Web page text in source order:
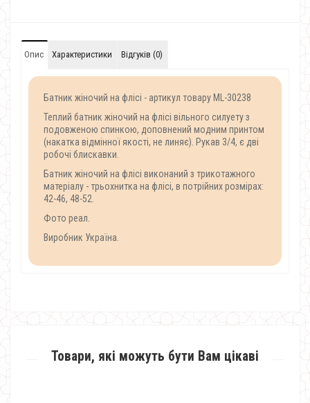
Опис Характеристики Відгуків (0)
Батник жіночий на флісі - артикул товару ML-30238
Теплий батник жіночий на флісі вільного силуету з
подовженою спинкою, доповнений модним принтом
(накатка відмінної якості, не линяє). Рукав 3/4, є дві
робочі блискавки.
Батник жіночий на флісі виконаний з трикотажного
матеріалу - трьохнитка на флісі, в потрійних розмірах:
42-46, 48-52.
Фото реал.
Виробник Україна.
Товари, які можуть бути Вам цікаві